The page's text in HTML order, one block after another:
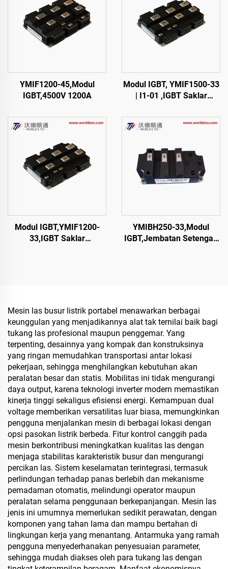
YMIF1200-45,Modul
IGBT,4500V 1200A
Modul IGBT, YMIF1500-33
| I1-01 ,IGBT Saklar
Modul IGBT,YMIF1200-
33,IGBT Saklar
YMIBH250-33,Modul
IGBT,Jembatan Setengah
Mesin las busur listrik portabel menawarkan berbagai
keunggulan yang menjadikannya alat tak ternilai baik bagi
tukang las profesional maupun penggemar. Yang
terpenting, desainnya yang kompak dan konstruksinya
yang ringan memudahkan transportasi antar lokasi
pekerjaan, sehingga menghilangkan kebutuhan akan
peralatan besar dan statis. Mobilitas ini tidak mengurangi
daya output, karena teknologi inverter modern memastikan
kinerja tinggi sekaligus efisiensi energi. Kemampuan dual
voltage memberikan versatilitas luar biasa, memungkinkan
pengguna menjalankan mesin di berbagai lokasi dengan
opsi pasokan listrik berbeda. Fitur kontrol canggih pada
mesin berkontribusi meningkatkan kualitas las dengan
menjaga stabilitas karakteristik busur dan mengurangi
percikan las. Sistem keselamatan terintegrasi, termasuk
perlindungan terhadap panas berlebih dan mekanisme
pemadaman otomatis, melindungi operator maupun
peralatan selama penggunaan berkepanjangan. Mesin las
jenis ini umumnya memerlukan sedikit perawatan, dengan
komponen yang tahan lama dan mampu bertahan di
lingkungan kerja yang menantang. Antarmuka yang ramah
pengguna menyederhanakan penyesuaian parameter,
sehingga mudah diakses oleh para tukang las dengan